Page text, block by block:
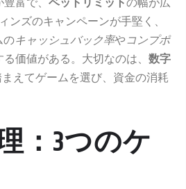
ズのキャンペーンが手堅く、
のキャッシュバック率やコンプポ
価値がある。大切なのは、 数字
えてゲームを選び、資金の消耗
：3つのケ